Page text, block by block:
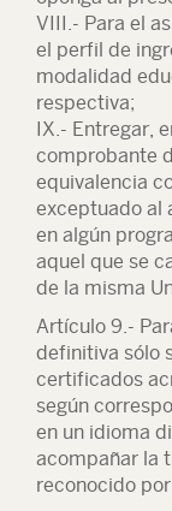
VIII.- Para el
el perfil de
modalidad
respectiva;
IX.- Entregar,
comprobante
equivalencia
exceptuado al
en algún
aquel que se
de la misma
Artículo 9.-
definitiva sólo
certificados
según
en un idioma
acompañar la
reconocido